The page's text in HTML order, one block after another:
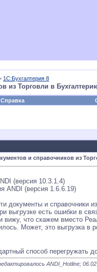
1С:Бухгалтерия 8
из Торговли в
Справка
и справочников из
(версия 10.3.1.4)
ANDI (версия 1.6.6.19)
документы и справочники
выгрузке есть ошибки в
вижу, что скажем вместо
Может, это выгрузка в
способ перегружать
ANDI_Hotline;